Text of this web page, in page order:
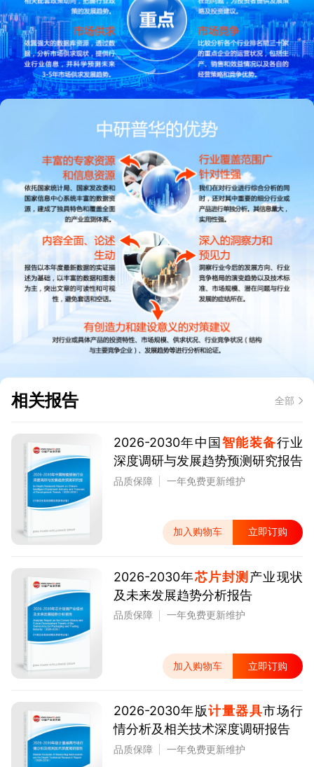
相关报告 全部
2026-2030年中国 智能装备行业
深度调研与发展趋势预测研究报告
品质保障 一年免费更新维护
加入购物车 立即订购
2026-2030年芯片封测 产业现状
及未来发展趋势分析报告
品质保障 一年免费更新维护
加入购物车 立即订购
2026-2030年版计量器具市场行
情分析及相关技术深度调研报告
品质保障 一年免费更新维护